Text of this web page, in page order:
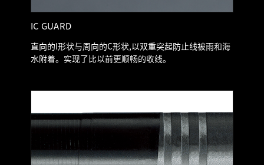
IC GUARD
直向的I形状与周向的C形状,以双重突起防止线被雨和海
水附着。实现了比以前更顺畅的收线。